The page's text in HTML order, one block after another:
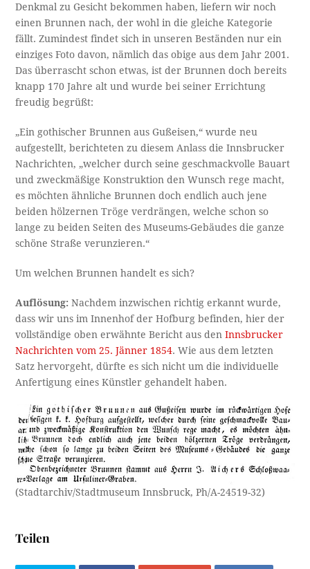
Denkmal zu Gesicht bekommen haben, liefern wir noch
einen Brunnen nach, der wohl in die gleiche Kategorie
fällt. Zumindest findet sich in unseren Beständen nur ein
einziges Foto davon, nämlich das obige aus dem Jahr 2001.
Das überrascht schon etwas, ist der Brunnen doch bereits
knapp 170 Jahre alt und wurde bei seiner Errichtung
freudig begrüßt:
„Ein gothischer Brunnen aus Gußeisen,“ wurde neu
aufgestellt, berichteten zu diesem Anlass die Innsbrucker
Nachrichten, „welcher durch seine geschmackvolle Bauart
und zweckmäßige Konstruktion den Wunsch rege macht,
es möchten ähnliche Brunnen doch endlich auch jene
beiden hölzernen Tröge verdrängen, welche schon so
lange zu beiden Seiten des Museums-Gebäudes die ganze
schöne Straße verunzieren.“
Um welchen Brunnen handelt es sich?
Auflösung: Nachdem inzwischen richtig erkannt wurde,
dass wir uns im Innenhof der Hofburg befinden, hier der
vollständige oben erwähnte Bericht aus denInnsbrucker
Nachrichten vom 25. Jänner 1854. Wie aus dem letzten
Satz hervorgeht, dürfte es sich nicht um die individuelle
Anfertigung eines Künstler gehandelt haben.
(Stadtarchiv/Stadtmuseum Innsbruck, Ph/A-24519-32)
Teilen